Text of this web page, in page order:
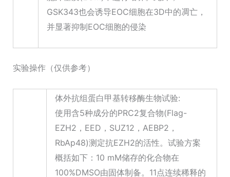
GSK343也会诱导EOC细胞在3D中的凋亡，
并显著抑制EOC细胞的侵染
实验操作（仅供参考）
体外抗组蛋白甲基转移酶生物试验:
使用含5种成分的PRC2复合物(Flag-
EZH2，EED，SUZ12，AEBP2，
RbAp48)测定抗EZH2的活性。试验方案
概括如下：10 mM储存的化合物在
100%DMSO由固体制备。11点连续稀释的